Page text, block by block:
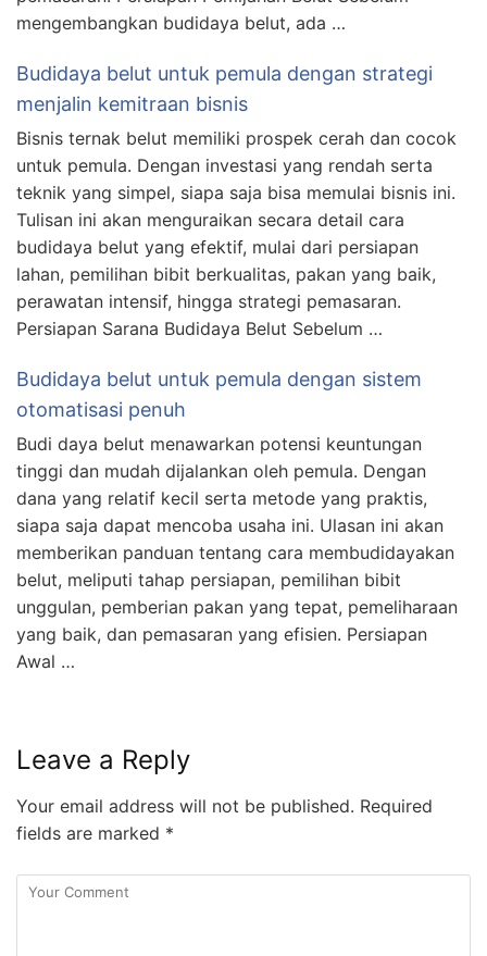
mengembangkan budidaya belut, ada …
Budidaya belut untuk pemula dengan strategi
menjalin kemitraan bisnis
Bisnis ternak belut memiliki prospek cerah dan cocok
untuk pemula. Dengan investasi yang rendah serta
teknik yang simpel, siapa saja bisa memulai bisnis ini.
Tulisan ini akan menguraikan secara detail cara
budidaya belut yang efektif, mulai dari persiapan
lahan, pemilihan bibit berkualitas, pakan yang baik,
perawatan intensif, hingga strategi pemasaran.
Persiapan Sarana Budidaya Belut Sebelum …
Budidaya belut untuk pemula dengan sistem
otomatisasi penuh
Budi daya belut menawarkan potensi keuntungan
tinggi dan mudah dijalankan oleh pemula. Dengan
dana yang relatif kecil serta metode yang praktis,
siapa saja dapat mencoba usaha ini. Ulasan ini akan
memberikan panduan tentang cara membudidayakan
belut, meliputi tahap persiapan, pemilihan bibit
unggulan, pemberian pakan yang tepat, pemeliharaan
yang baik, dan pemasaran yang efisien. Persiapan
Awal …
Leave a Reply
Your email address will not be published. Required
fields are marked *